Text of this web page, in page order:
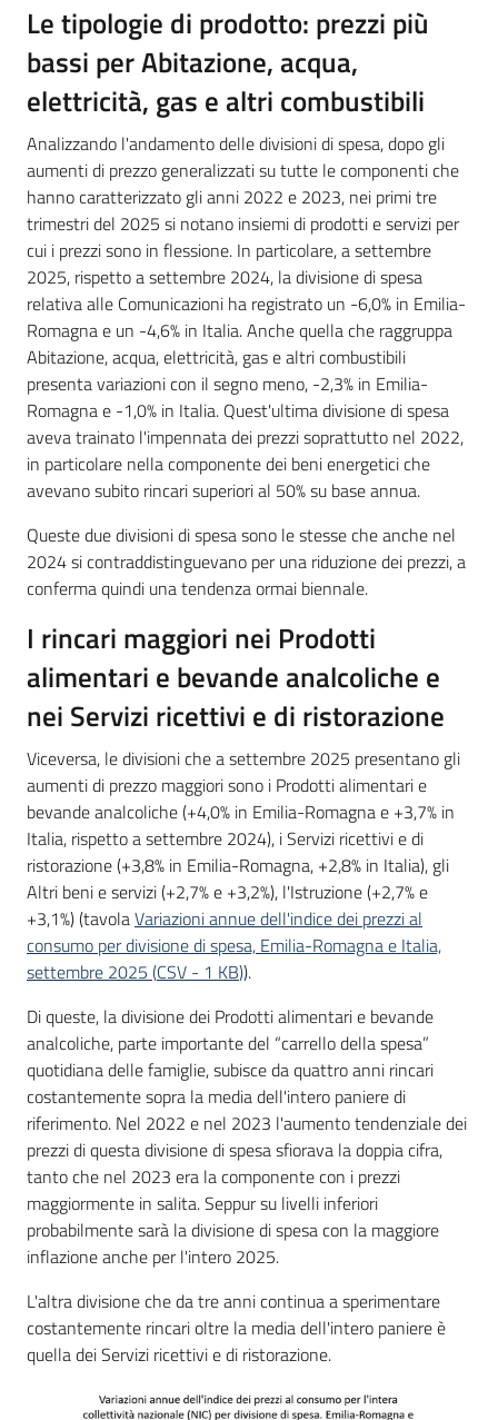
Le tipologie di prodotto: prezzi più
bassi per Abitazione, acqua,
elettricità, gas e altri combustibili
Analizzando l'andamento delle divisioni di spesa, dopo gli
aumenti di prezzo generalizzati su tutte le componenti che
hanno caratterizzato gli anni 2022 e 2023, nei primi tre
trimestri del 2025 si notano insiemi di prodotti e servizi per
cui i prezzi sono in flessione. In particolare, a settembre
2025, rispetto a settembre 2024, la divisione di spesa
relativa alle Comunicazioni ha registrato un -6,0% in Emilia-
Romagna e un -4,6% in Italia. Anche quella che raggruppa
Abitazione, acqua, elettricità, gas e altri combustibili
presenta variazioni con il segno meno, -2,3% in Emilia-
Romagna e -1,0% in Italia. Quest'ultima divisione di spesa
aveva trainato l'impennata dei prezzi soprattutto nel 2022,
in particolare nella componente dei beni energetici che
avevano subito rincari superiori al 50% su base annua.
Queste due divisioni di spesa sono le stesse che anche nel
2024 si contraddistinguevano per una riduzione dei prezzi, a
conferma quindi una tendenza ormai biennale.
I rincari maggiori nei Prodotti
alimentari e bevande analcoliche e
nei Servizi ricettivi e di ristorazione
Viceversa, le divisioni che a settembre 2025 presentano gli
aumenti di prezzo maggiori sono i Prodotti alimentari e
bevande analcoliche (+4,0% in Emilia-Romagna e +3,7% in
Italia, rispetto a settembre 2024), i Servizi ricettivi e di
ristorazione (+3,8% in Emilia-Romagna, +2,8% in Italia), gli
Altri beni e servizi (+2,7% e +3,2%), l'Istruzione (+2,7% e
+3,1%) (tavolaVariazioni annue dell'indice dei prezzi al
consumo per divisione di spesa, Emilia-Romagna e Italia,
settembre 2025 (CSV - 1 KB)).
Di queste, la divisione dei Prodotti alimentari e bevande
analcoliche, parte importante del “carrello della spesa”
quotidiana delle famiglie, subisce da quattro anni rincari
costantemente sopra la media dell'intero paniere di
riferimento. Nel 2022 e nel 2023 l'aumento tendenziale dei
prezzi di questa divisione di spesa sfiorava la doppia cifra,
tanto che nel 2023 era la componente con i prezzi
maggiormente in salita. Seppur su livelli inferiori
probabilmente sarà la divisione di spesa con la maggiore
inflazione anche per l'intero 2025.
L'altra divisione che da tre anni continua a sperimentare
costantemente rincari oltre la media dell'intero paniere è
quella dei Servizi ricettivi e di ristorazione.